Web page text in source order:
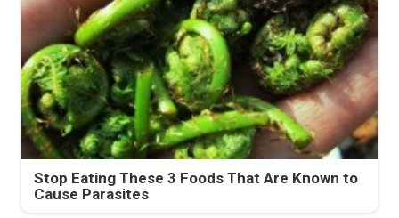
Stop Eating These 3 Foods That Are Known to
Cause Parasites